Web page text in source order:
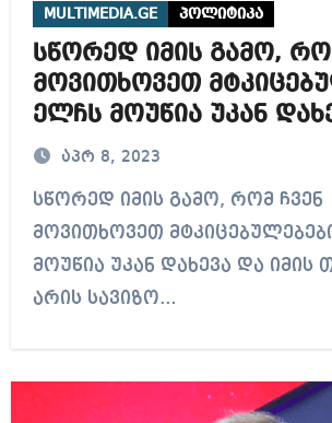
MULTIMEDIA.GE პოლიტიკა
სწორედ იმის გამო,
მოვითხოვეთ
ელჩს მოუწია უკან
იმის თქმა, რომ ეს
აპრ 8, 2023
სწორედ იმის გამო, რომ ჩვენ
მოვითხოვეთ
მოუწია უკან დახევა და იმის
არის სავიზო…